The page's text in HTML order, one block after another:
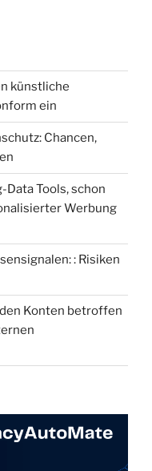
künstliche
ein
Chancen,
Data Tools, schon
Werbung
: Risiken
Konten betroffen